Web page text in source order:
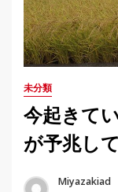
未分類
今起きて
が予兆し
Miyazakiad